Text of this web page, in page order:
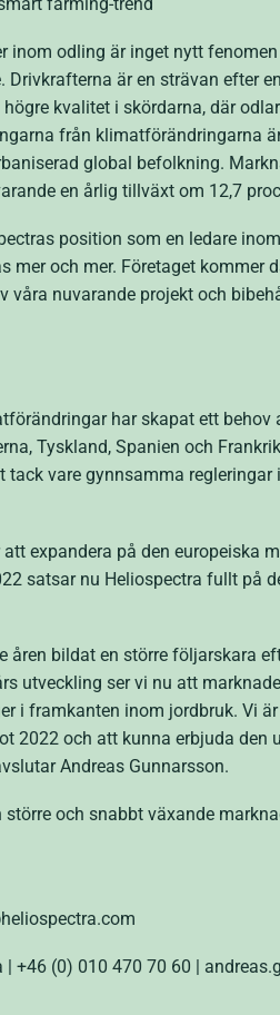
inom odling är inget nytt
är en strävan efter
kvalitet i skördarna, där
från klimatförändringarna
global befolkning.
en årlig tillväxt om 12,7
position som en ledare
och mer. Företaget kommer
våra nuvarande projekt och
har skapat ett
Tyskland, Spanien och
vare gynnsamma
expandera på den europeiska
satsar nu Heliospectra fullt på
bildat en större följarskara
utveckling ser vi nu att
i framkanten inom jordbruk. Vi
2022 och att kunna erbjuda den
Andreas Gunnarsson.
och snabbt växande
+46 (0) 010 470 70 60 |